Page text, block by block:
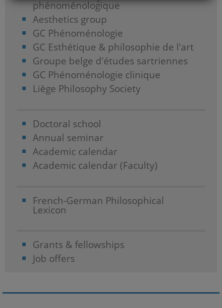
phénoménologique
Aesthetics group
GC Phénoménologie
GC Esthétique & philosophie de l'art
Groupe belge d'études sartriennes
GC Phénoménologie clinique
Liège Philosophy Society
Doctoral school
Annual seminar
Academic calendar
Academic calendar (Faculty)
French-German Philosophical
Lexicon
Grants & fellowships
Job offers